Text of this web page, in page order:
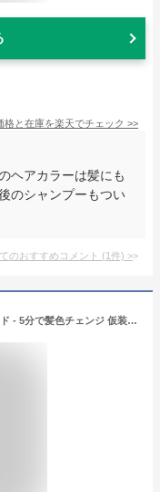
格と在庫を楽天でチェック >>
ヘアカラーは髪にも
のシャンプーもつい
のおすすめコメント (1件) >
【1日で落ちる】カラーワックス 赤 レッド - 5分で髪色チェンジ 仮装・コスプレ用 水洗い簡単オフ 一時的ヘアカラー 低刺激 男女兼用 - 120g